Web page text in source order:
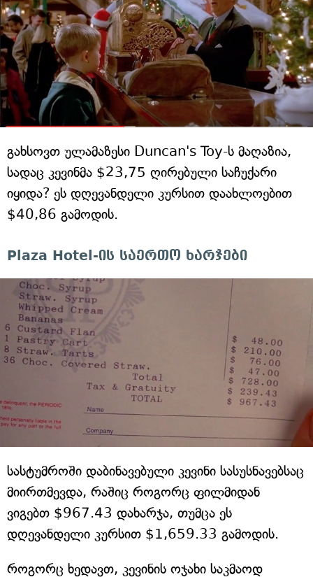
გახსოვთ ულამაზესი Duncan's Toy-ს მაღაზია,
სადაც კევინმა $23,75 ღირებული საჩუქარი
იყიდა? ეს დღევანდელი კურსით დაახლოებით
$40,86 გამოდის.
Plaza Hotel-ის საერთო ხარჯები
სასტუმროში დაბინავებული კევინი სასუსნავებსაც
მიირთმევდა, რაშიც როგორც ფილმიდან
ვიგებთ $967.43 დახარჯა, თუმცა ეს
დღევანდელი კურსით $1,659.33 გამოდის.
როგორც ხედავთ, კევინის ოჯახი საკმაოდ